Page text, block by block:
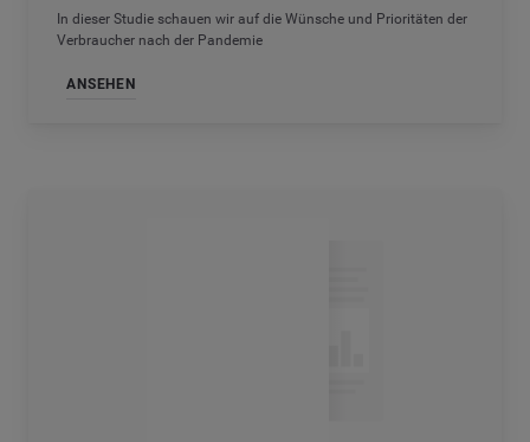
In dieser Studie schauen wir auf die Wünsche und Prioritäten der
Verbraucher nach der Pandemie
ANSEHEN